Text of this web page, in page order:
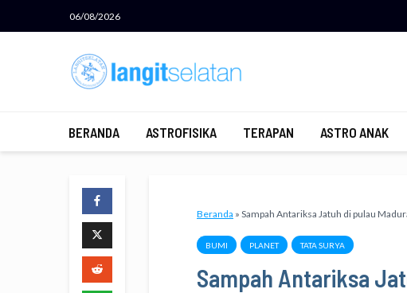
06/08/2026
BERANDA ASTROFISIKA TERAPAN ASTRO ANAK
Beranda » Sampah Antariksa Jatuh di pulau
BUMI PLANET TATA SURYA
Sampah Antariksa